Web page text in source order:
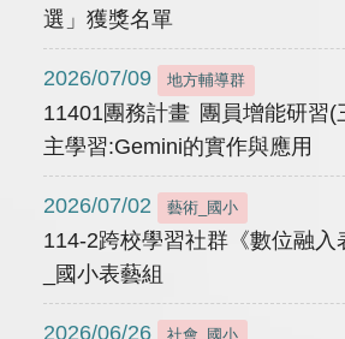
選」獲獎名單
2026/07/09 地方輔導群
11401團務計畫 團員增能研習(
主學習:Gemini的實作與應用
2026/07/02 藝術_國小
114-2跨校學習社群《數位融入
_國小表藝組
2026/06/26